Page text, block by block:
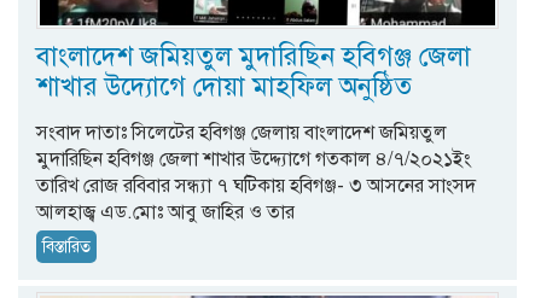
বাংলাদেশ জমিয়তুল মুদারিছিন হবিগঞ্জ জেলা
শাখার উদ্যোগে দোয়া মাহফিল অনুষ্ঠিত
সংবাদ দাতাঃ সিলেটের হবিগঞ্জ জেলায় বাংলাদেশ জমিয়তুল
মুদারিছিন হবিগঞ্জ জেলা শাখার উদ্দ্যোগে গতকাল ৪/৭/২০২১ইং
তারিখ রোজ রবিবার সন্ধ্যা ৭ ঘটিকায় হবিগঞ্জ- ৩ আসনের সাংসদ
আলহাজ্ব এড.মোঃ আবু জাহির ও তার
বিস্তারিত